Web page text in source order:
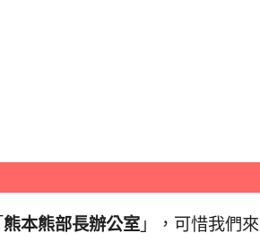
熊本熊部長辦公室 」，可惜我們來